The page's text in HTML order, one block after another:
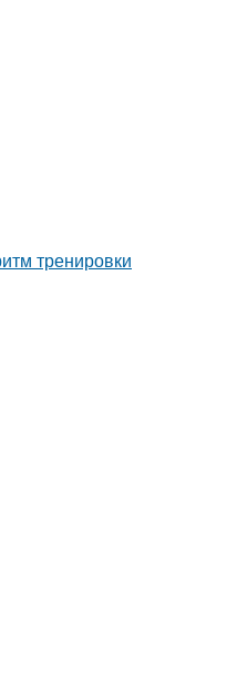
тренировки